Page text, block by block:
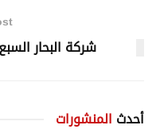
شركة البحار
أحدث المنشورات